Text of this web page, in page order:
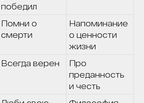
победил
Помни о
смерти
Напоминание
о ценности
жизни
Всегда верен
Про
преданность
и честь